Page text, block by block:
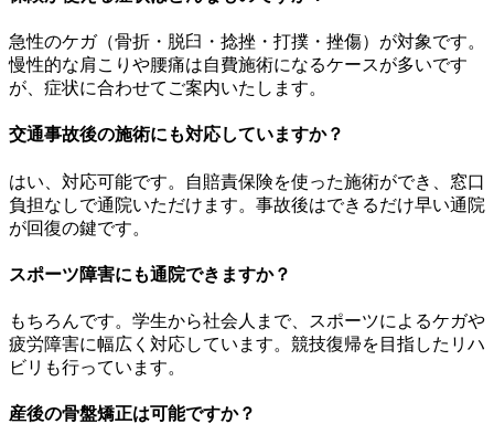
急性のケガ（骨折・脱臼・捻挫・打撲・挫傷）が対象です。
慢性的な肩こりや腰痛は自費施術になるケースが多いです
が、症状に合わせてご案内いたします。
交通事故後の施術にも対応していますか？
はい、対応可能です。自賠責保険を使った施術ができ、窓口
負担なしで通院いただけます。事故後はできるだけ早い通院
が回復の鍵です。
スポーツ障害にも通院できますか？
もちろんです。学生から社会人まで、スポーツによるケガや
疲労障害に幅広く対応しています。競技復帰を目指したリハ
ビリも行っています。
産後の骨盤矯正は可能ですか？